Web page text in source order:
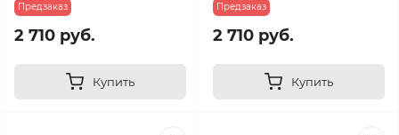
Предзаказ
2 710 руб.
Купить
Предзаказ
2 710 руб.
Купить